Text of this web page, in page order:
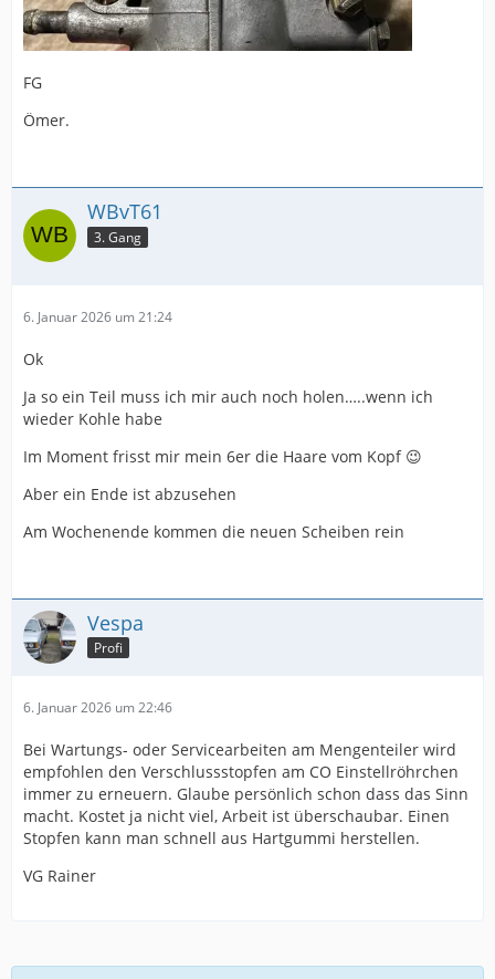
FG
Ömer.
WBvT61
3. Gang
6. Januar 2026 um 21:24
Ok
Ja so ein Teil muss ich mir auch noch holen…..wenn ich
wieder Kohle habe
Im Moment frisst mir mein 6er die Haare vom Kopf 😉
Aber ein Ende ist abzusehen
Am Wochenende kommen die neuen Scheiben rein
Vespa
Profi
6. Januar 2026 um 22:46
Bei Wartungs- oder Servicearbeiten am Mengenteiler wird
empfohlen den Verschlussstopfen am CO Einstellröhrchen
immer zu erneuern. Glaube persönlich schon dass das Sinn
macht. Kostet ja nicht viel, Arbeit ist überschaubar. Einen
Stopfen kann man schnell aus Hartgummi herstellen.
VG Rainer